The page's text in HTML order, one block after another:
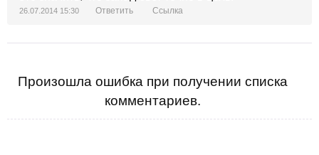
26.07.2014 15:30 Ответить Ссылка
Произошла ошибка при получении списка
комментариев.